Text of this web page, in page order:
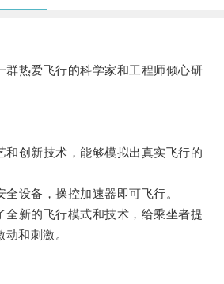
热爱飞行的科学家和工程师倾心研
创新技术，能够模拟出真实飞行的
设备，操控加速器即可飞行。
新的飞行模式和技术，给乘坐者提
和刺激。